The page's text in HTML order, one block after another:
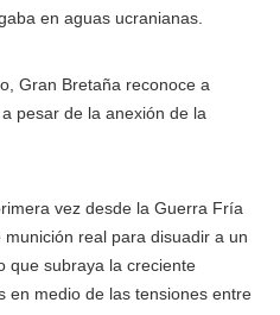
en aguas ucranianas.
Gran Bretaña reconoce a
pesar de la anexión de la
vez desde la Guerra Fría
real para disuadir a un
que subraya la creciente
en medio de las tensiones entre